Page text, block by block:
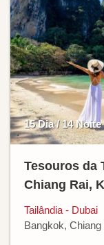
15 Dia / 14 Noite
Tesouros da
Chiang Rai,
Tailândia - Dubai
Bangkok,